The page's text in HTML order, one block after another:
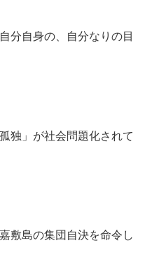
分自身の、自分なりの目
独」が社会問題化されて
敷島の集団自決を命令し